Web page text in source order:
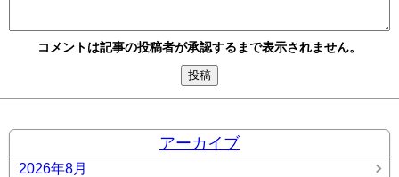
コメントは記事の投稿者が承認するまで表示されません。
アーカイブ
2026年8月